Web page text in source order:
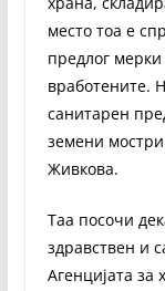
место тоа е
предлог
вработените.
санитарен
земени
Живкова.
Таа посочи
здравствен и
Агенцијата за